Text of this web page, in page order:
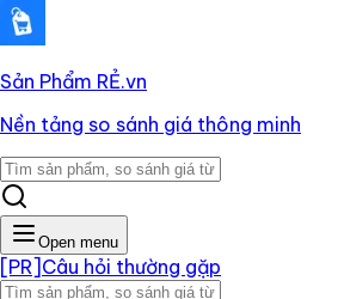
Sản Phẩm RẺ.vn
Nền tảng so sánh giá thông minh
Open menu
[PR] Câu hỏi thường gặp